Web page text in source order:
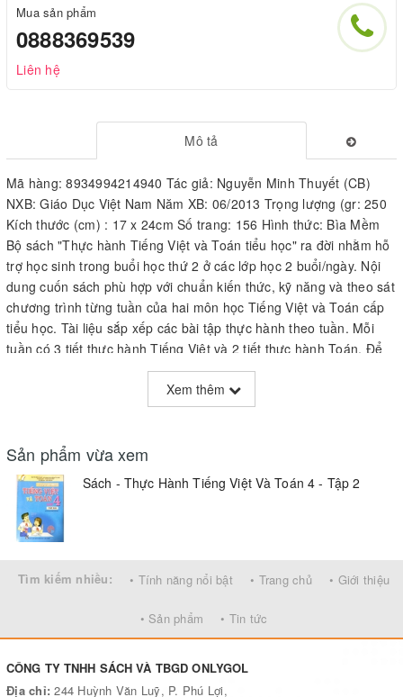
Mua sản phẩm
0888369539
Liên hệ
Mô tả
Mã hàng: 8934994214940 Tác giả: Nguyễn Minh Thuyết (CB)
NXB: Giáo Dục Việt Nam Năm XB: 06/2013 Trọng lượng (gr: 250
Kích thước (cm) : 17 x 24cm Số trang: 156 Hình thức: Bìa Mềm
Bộ sách "Thực hành Tiếng Việt và Toán tiểu học" ra đời nhằm hỗ
trợ học sinh trong buổi học thứ 2 ở các lớp học 2 buổi/ngày. Nội
dung cuốn sách phù hợp với chuẩn kiến thức, kỹ năng và theo sát
chương trình từng tuần của hai môn học Tiếng Việt và Toán cấp
tiểu học. Tài liệu sắp xếp các bài tập thực hành theo tuần. Mỗi
tuần có 3 tiết thực hành Tiếng Việt và 2 tiết thực hành Toán. Để
học sinh khoải mất thời gian chép bài, tài liệu này được trình bày
dưới hình thức một cuốn vở, có thể đánh dấu hoặc viết vào chỗ
trống. Phần Toán có thêm một số bài tập phát triển trí thông minh
huynh có thể nắm được kết quả học tập của con em mình và giúp
con em mình rèn luyện thêm.
Xem thêm
Sản phẩm vừa xem
Sách - Thực Hành Tiếng Việt Và Toán 4 - Tập 2
Tìm kiếm nhiều: • Tính năng nổi bật • Trang chủ • Giới thiệu
• Sản phẩm • Tin tức
CÔNG TY TNHH SÁCH VÀ TBGD ONLYGOL
Địa chỉ:244 Huỳnh Văn Luỹ, P. Phú Lợi,